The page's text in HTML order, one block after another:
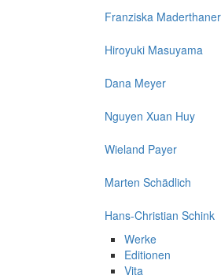
Franziska Maderthaner
Hiroyuki Masuyama
Dana Meyer
Nguyen Xuan Huy
Wieland Payer
Marten Schädlich
Hans-Christian Schink
Werke
Editionen
Vita